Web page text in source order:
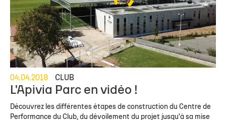
04.04.2018 CLUB
L'Apivia Parc en vidéo !
Découvrez les différentes étapes de construction du Centre de
Performance du Club, du dévoilement du projet jusqu'à sa mise